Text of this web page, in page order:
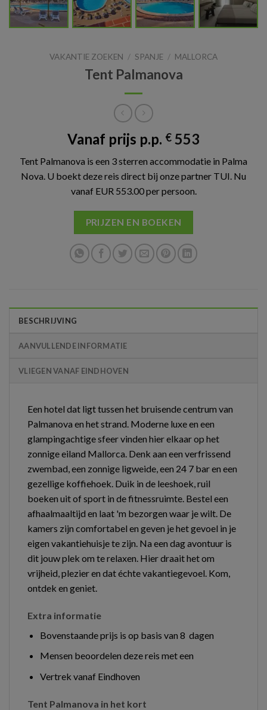
VAKANTIE ZOEKEN / SPANJE / MALLORCA
Tent Palmanova
Vanaf prijs p.p. € 553
Tent Palmanova is een 3 sterren accommodatie in Palma
Nova. U boekt deze reis direct bij onze partner TUI. Nu
vanaf EUR 553.00 per persoon.
PRIJZEN EN BOEKEN
BESCHRIJVING
AANVULLENDE INFORMATIE
VLIEGEN VANAF EINDHOVEN
Een hotel dat ligt tussen het bruisende centrum van
Palmanova en het strand. Moderne luxe en een
glampingachtige sfeer vinden hier elkaar op het
zonnige eiland Mallorca. Denk aan een verfrissend
zwembad, een zonnige ligweide, een 24 7 bar en een
gezellige koffiehoek. Duik in de leeshoek, ruil
boeken uit of sport in de fitnessruimte. Bestel een
afhaalmaaltijd en laat 'm bezorgen waar je wilt. De
kamers zijn comfortabel en geven je het gevoel in je
eigen vakantiehuisje te zijn. Na een dag avontuur is
dit jouw plek om te relaxen. Hier draait het om
vrijheid, plezier en dat échte vakantiegevoel. Kom,
ontdek en geniet.
Extra informatie
Bovenstaande prijs is op basis van 8 dagen
Mensen beoordelen deze reis met een
Vertrek vanaf Eindhoven
Tent Palmanova in het kort